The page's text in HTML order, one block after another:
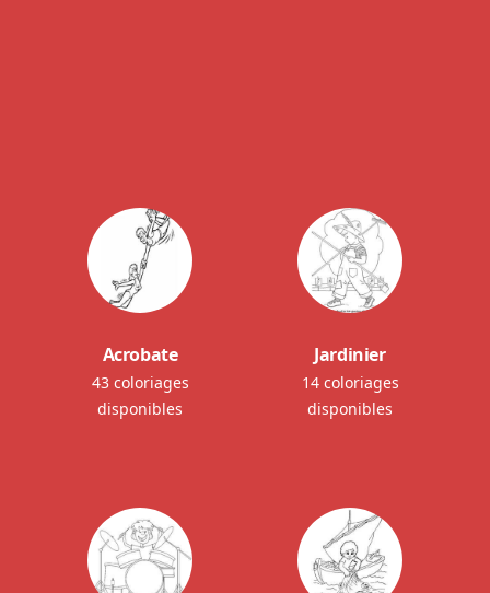
Acrobate
43 coloriages
disponibles
Jardinier
14 coloriages
disponibles